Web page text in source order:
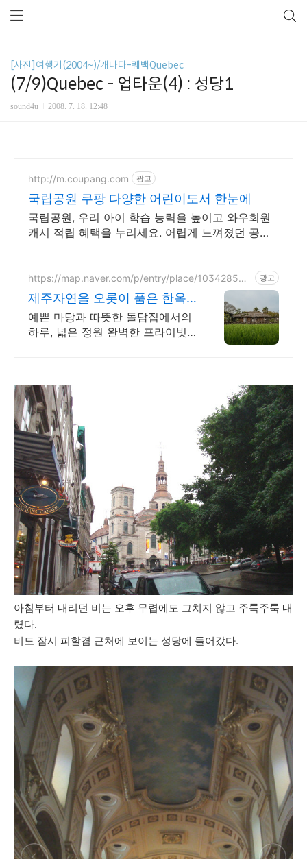
[사진]여행기(2004~)/캐나다-퀘백Quebec
(7/9)Quebec - 업타운(4) : 성당1
sound4u 2008. 7. 18. 12:48
http://m.coupang.com 광고
국립공원 쿠팡 다양한 어린이도서 한눈에
국립공원, 우리 아이 학습 능력을 높이고 와우회원
캐시 적립 혜택을 누리세요. 어렵게 느껴졌던 공부,
https://map.naver.com/p/entry/place/103428553
광고
제주자연을 오롯이 품은 한옥
대가족형 감성돌집 8인까지
예쁜 마당과 따뜻한 돌담집에서의
하루, 넓은 정원 완벽한 프라이빗,
아침부터 내리던 비는 오후 무렵에도 그치지 않고 주룩주룩 내
렸다.
비도 잠시 피할겸 근처에 보이는 성당에 들어갔다.